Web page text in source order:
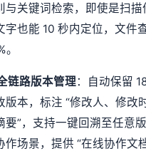
与关键词检索，即使是扫描
字也能 10 秒内定位，文件
链路版本管理：自动保留
版本，标注 “修改人、修改
要”，支持一键回溯至任意
作场景，提供 “在线协作文